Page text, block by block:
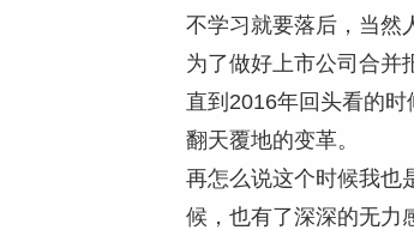
不学习就要落后，当然
为了做好上市公司合并
直到2016年回头看的
翻天覆地的变革。
再怎么说这个时候我也
候，也有了深深的无力